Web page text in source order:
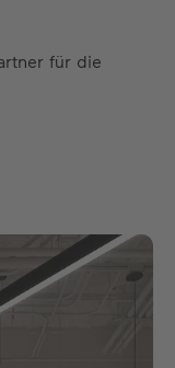
für die